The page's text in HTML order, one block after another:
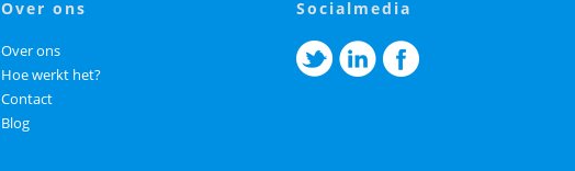
over ons
Over ons
Hoe werkt het?
Contact
Blog
socialmedia